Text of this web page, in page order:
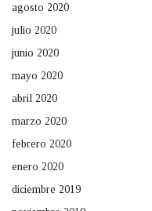
agosto 2020
julio 2020
junio 2020
mayo 2020
abril 2020
marzo 2020
febrero 2020
enero 2020
diciembre 2019